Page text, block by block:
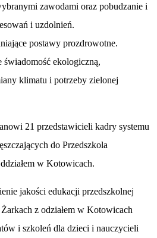
zawodami oraz pobudzanie i
i uzdolnień.
postawy prozdrowotne.
świadomość ekologiczną,
klimatu i potrzeby zielonej
21 przedstawicieli kadry systemu
do Przedszkola
w Kotowicach.
jakości edukacji przedszkolnej
z odziałem w Kotowicach
i szkoleń dla dzieci i nauczycieli